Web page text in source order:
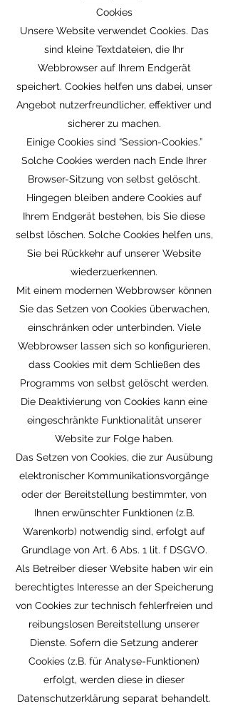
Cookies
Unsere Website verwendet Cookies. Das
sind kleine Textdateien, die Ihr
Webbrowser auf Ihrem Endgerät
speichert. Cookies helfen uns dabei, unser
Angebot nutzerfreundlicher, effektiver und
sicherer zu machen.
Einige Cookies sind “Session-Cookies.”
Solche Cookies werden nach Ende Ihrer
Browser-Sitzung von selbst gelöscht.
Hingegen bleiben andere Cookies auf
Ihrem Endgerät bestehen, bis Sie diese
selbst löschen. Solche Cookies helfen uns,
Sie bei Rückkehr auf unserer Website
wiederzuerkennen.
Mit einem modernen Webbrowser können
Sie das Setzen von Cookies überwachen,
einschränken oder unterbinden. Viele
Webbrowser lassen sich so konfigurieren,
dass Cookies mit dem Schließen des
Programms von selbst gelöscht werden.
Die Deaktivierung von Cookies kann eine
eingeschränkte Funktionalität unserer
Website zur Folge haben.
Das Setzen von Cookies, die zur Ausübung
elektronischer Kommunikationsvorgänge
oder der Bereitstellung bestimmter, von
Ihnen erwünschter Funktionen (z.B.
Warenkorb) notwendig sind, erfolgt auf
Grundlage von Art. 6 Abs. 1 lit. f DSGVO.
Als Betreiber dieser Website haben wir ein
berechtigtes Interesse an der Speicherung
von Cookies zur technisch fehlerfreien und
reibungslosen Bereitstellung unserer
Dienste. Sofern die Setzung anderer
Cookies (z.B. für Analyse-Funktionen)
erfolgt, werden diese in dieser
Datenschutzerklärung separat behandelt.